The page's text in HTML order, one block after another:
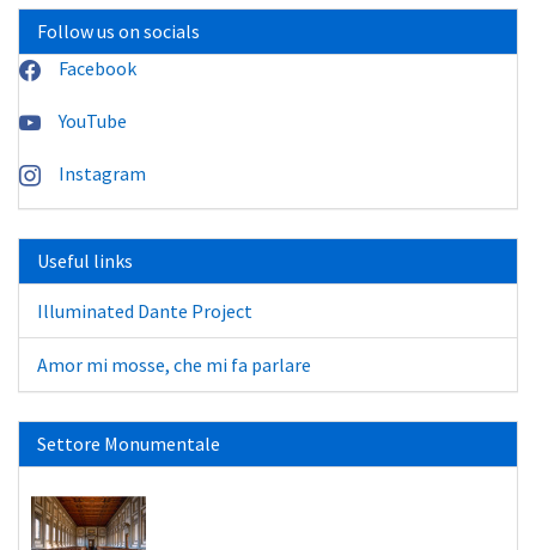
Follow us on socials
Facebook
YouTube
Instagram
Useful links
Illuminated Dante Project
Amor mi mosse, che mi fa parlare
Settore Monumentale